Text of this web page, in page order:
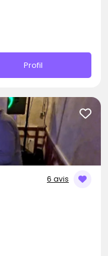
Profil
6 avis